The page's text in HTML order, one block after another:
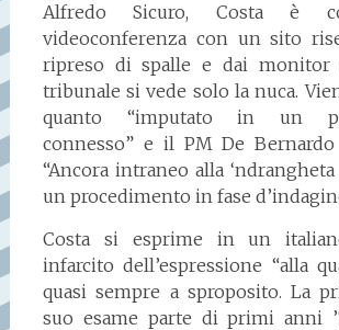
Alfredo Sicuro, Costa è
videoconferenza con un sito
ripreso di spalle e dai monitor
tribunale si vede solo la nuca.
quanto “imputato in un
connesso” e il PM De
“Ancora intraneo alla
un procedimento in fase
Costa si esprime in un
infarcito dell’espressione “alla
quasi sempre a sproposito. La
suo esame parte di primi anni